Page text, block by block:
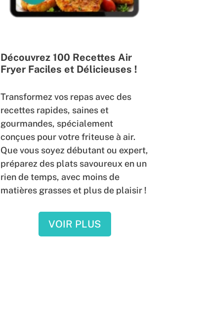
Découvrez 100 Recettes Air
Fryer Faciles et Délicieuses !
Transformez vos repas avec des
recettes rapides, saines et
gourmandes, spécialement
conçues pour votre friteuse à air.
Que vous soyez débutant ou expert,
préparez des plats savoureux en un
rien de temps, avec moins de
matières grasses et plus de plaisir !
VOIR PLUS